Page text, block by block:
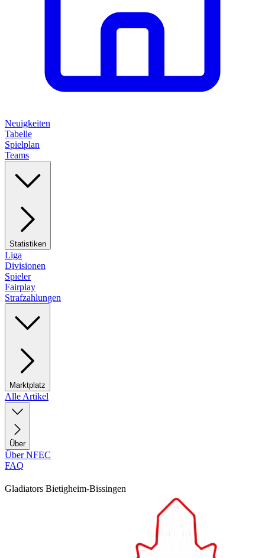
Neuigkeiten
Tabelle
Spielplan
Teams
Statistiken
Liga
Divisionen
Spieler
Fairplay
Strafzahlungen
Marktplatz
Alle Artikel
Über
Über NFEC
FAQ
Gladiators Bietigheim-Bissingen